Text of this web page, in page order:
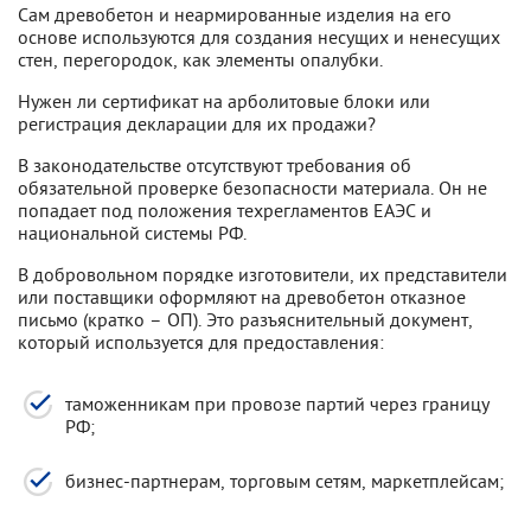
Сам древобетон и неармированные изделия на его
основе используются для создания несущих и ненесущих
стен, перегородок, как элементы опалубки.
Нужен ли сертификат на арболитовые блоки или
регистрация декларации для их продажи?
В законодательстве отсутствуют требования об
обязательной проверке безопасности материала. Он не
попадает под положения техрегламентов ЕАЭС и
национальной системы РФ.
В добровольном порядке изготовители, их представители
или поставщики оформляют на древобетон отказное
письмо (кратко – ОП). Это разъяснительный документ,
который используется для предоставления:
таможенникам при провозе партий через границу
РФ;
бизнес-партнерам, торговым сетям, маркетплейсам;